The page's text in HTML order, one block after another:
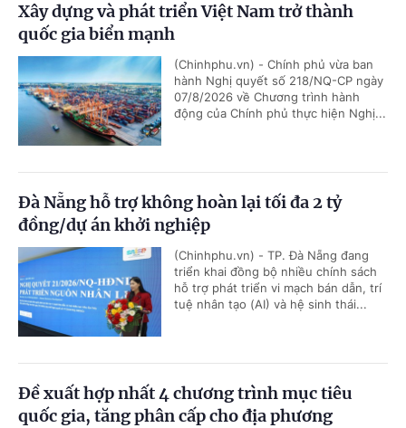
Xây dựng và phát triển Việt Nam trở thành
quốc gia biển mạnh
(Chinhphu.vn) - Chính phủ vừa ban
hành Nghị quyết số 218/NQ-CP ngày
07/8/2026 về Chương trình hành
động của Chính phủ thực hiện Nghị...
Đà Nẵng hỗ trợ không hoàn lại tối đa 2 tỷ
đồng/dự án khởi nghiệp
(Chinhphu.vn) - TP. Đà Nẵng đang
triển khai đồng bộ nhiều chính sách
hỗ trợ phát triển vi mạch bán dẫn, trí
tuệ nhân tạo (AI) và hệ sinh thái...
Đề xuất hợp nhất 4 chương trình mục tiêu
quốc gia, tăng phân cấp cho địa phương